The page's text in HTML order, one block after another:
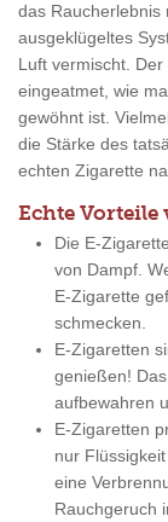
das Raucherlebnis
ausgeklügeltes
Luft vermischt. Der
eingeatmet, wie
gewöhnt ist.
die Stärke des
echten Zigarette
Echte
Die E-
von Dampf.
E-Zigarette
schmecken.
E-Zigaretten
genießen!
aufbewahren
E-Zigaretten
nur
eine
Rauchgeruch